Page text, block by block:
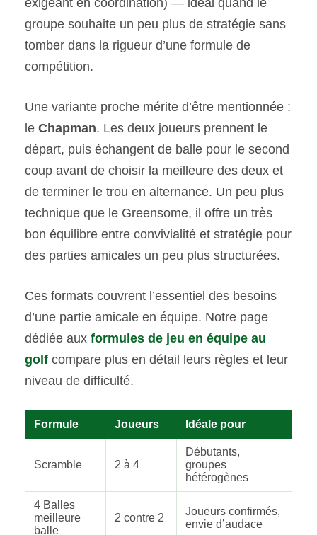
exigeant en coordination) — idéal quand le
groupe souhaite un peu plus de stratégie sans
tomber dans la rigueur d’une formule de
compétition.
Une variante proche mérite d’être mentionnée :
le Chapman. Les deux joueurs prennent le
départ, puis échangent de balle pour le second
coup avant de choisir la meilleure des deux et
de terminer le trou en alternance. Un peu plus
technique que le Greensome, il offre un très
bon équilibre entre convivialité et stratégie pour
des parties amicales un peu plus structurées.
Ces formats couvrent l’essentiel des besoins
d’une partie amicale en équipe. Notre page
dédiée aux formules de jeu en équipe au
golf compare plus en détail leurs règles et leur
niveau de difficulté.
Formule Joueurs Idéale pour
Scramble 2 à 4
Débutants,
groupes
hétérogènes
4 Balles
meilleure
balle
2 contre 2
Joueurs confirmés,
envie d’audace